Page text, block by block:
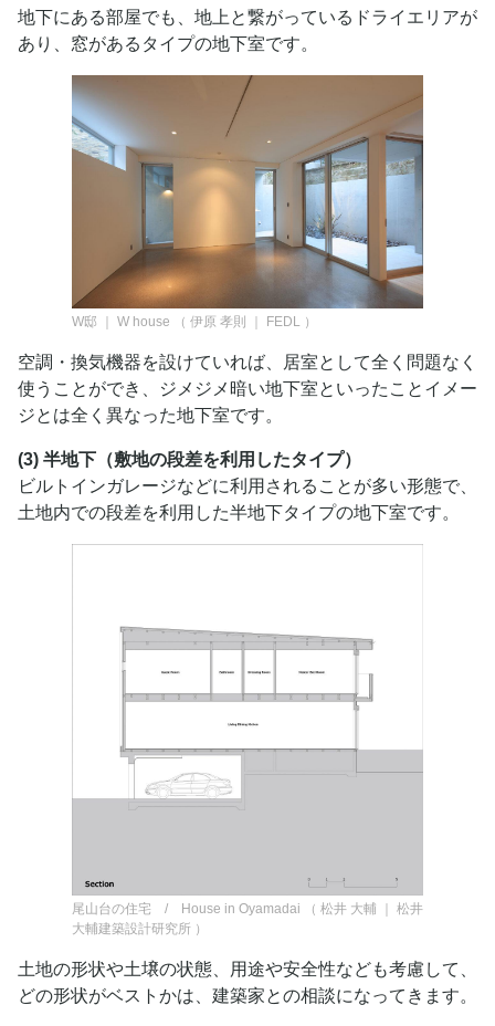
地下にある部屋でも、地上と繋がっているドライエリアが
あり、窓があるタイプの地下室です。
W邸 ｜ W house （ 伊原 孝則 ｜ FEDL ）
空調・換気機器を設けていれば、居室として全く問題なく
使うことができ、ジメジメ暗い地下室といったことイメー
ジとは全く異なった地下室です。
(3) 半地下（敷地の段差を利用したタイプ）
ビルトインガレージなどに利用されることが多い形態で、
土地内での段差を利用した半地下タイプの地下室です。
尾山台の住宅 / House in Oyamadai （ 松井 大輔 ｜ 松井
大輔建築設計研究所 ）
土地の形状や土壌の状態、用途や安全性なども考慮して、
どの形状がベストかは、建築家との相談になってきます。